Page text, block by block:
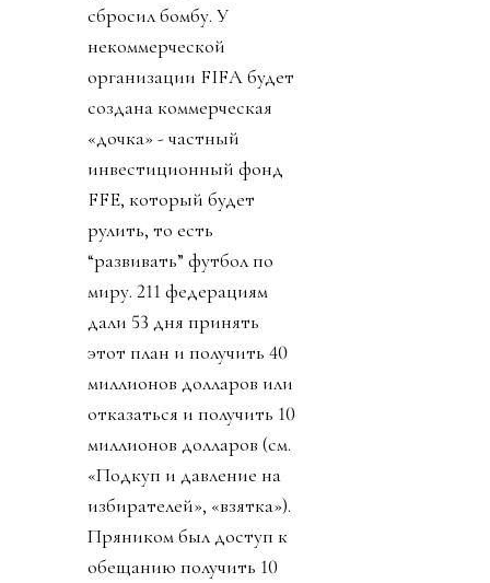
сбросил бомбу. У
некоммерческой
организации FIFA будет
создана коммерческая
«дочка» - частный
инвестиционный фонд
FFE, который будет
рулить, то есть
“развивать” футбол по
миру. 211 федерациям
дали 53 дня принять
этот план и получить 40
миллионов долларов или
отказаться и получить 10
миллионов долларов (см.
«Подкуп и давление на
избирателей», «взятка»).
Пряником был доступ к
обещанию получить 10